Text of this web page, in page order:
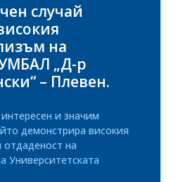
случай
на
„Д-р
– Плевен.
и значим
демонстрира високия
на
Университетската